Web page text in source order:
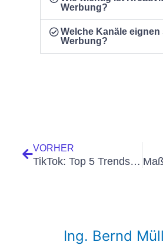
Werbung?
Welche Kanäle
Werbung?
VORHER
TikTok: Top 5 Trends die Sie kennen sollten
Ing. Bernd